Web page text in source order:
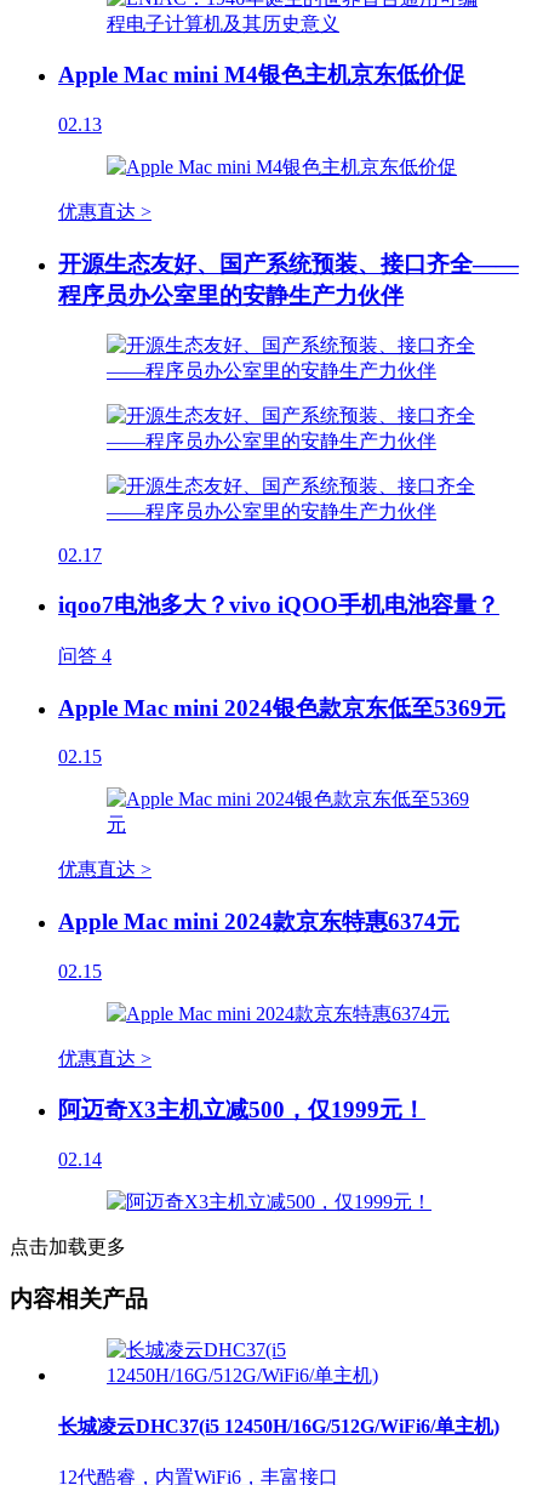
Apple Mac mini M4银色主机京东低价促
02.13
优惠直达 >
开源生态友好、国产系统预装、接口齐全——
程序员办公室里的安静生产力伙伴
02.17
iqoo7电池多大？vivo iQOO手机电池容量？
问答 4
Apple Mac mini 2024银色款京东低至5369元
02.15
优惠直达 >
Apple Mac mini 2024款京东特惠6374元
02.15
优惠直达 >
阿迈奇X3主机立减500，仅1999元！
02.14
点击加载更多
内容相关产品
长城凌云DHC37(i5 12450H/16G/512G/WiFi6/单主机)
12代酷睿，内置WiFi6，丰富接口